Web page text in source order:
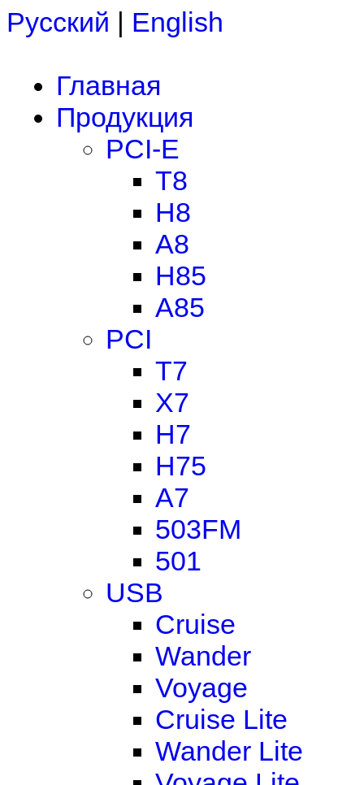
Русский | English
Главная
Продукция
PCI-E
T8
H8
A8
H85
A85
PCI
T7
X7
H7
H75
A7
503FM
501
USB
Cruise
Wander
Voyage
Cruise Lite
Wander Lite